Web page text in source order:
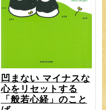
凹まない マイナスな
心をリセットする
「般若心経」のこと